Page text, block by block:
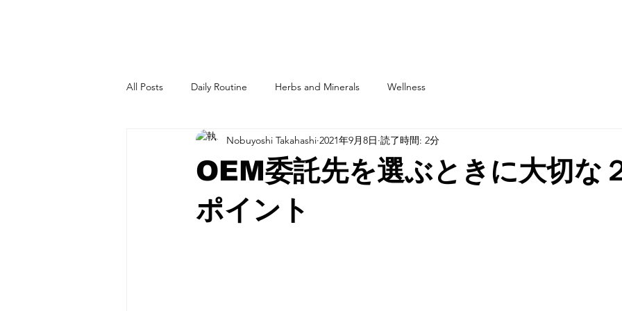
All Posts Daily Routine Herbs and Minerals Wellness
OEM委託先を選ぶときに大切な
ポイント
Nobuyoshi Takahashi 2021年9月8日 読了時間: 2分